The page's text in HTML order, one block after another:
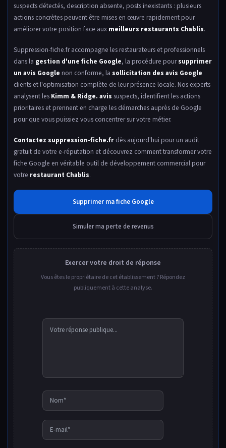
suspects détectés, description absente, posts inexistants : plusieurs
actions concrètes peuvent être mises en œuvre rapidement pour
améliorer votre position face aux meilleurs restaurants Chablis.
Suppression-fiche.fr accompagne les restaurateurs et professionnels
dans la gestion d'une fiche Google, la procédure poursupprimer
un avis Google non conforme, la sollicitation des avis Google
clients et l'optimisation complète de leur présence locale. Nos experts
analysent les Kimm & Ridge. avis suspects, identifient les actions
prioritaires et prennent en charge les démarches auprès de Google
pour que vous puissiez vous concentrer sur votre métier.
Contactez suppression-fiche.fr dès aujourd'hui pour un audit
gratuit de votre e-réputation et découvrez comment transformer votre
fiche Google en véritable outil de développement commercial pour
votre restaurant Chablis.
Supprimer ma fiche Google
Simuler ma perte de revenus
Exercer votre droit de réponse
Vous êtes le propriétaire de cet établissement ? Répondez
publiquement à cette analyse.
Nom*
E-
mail*